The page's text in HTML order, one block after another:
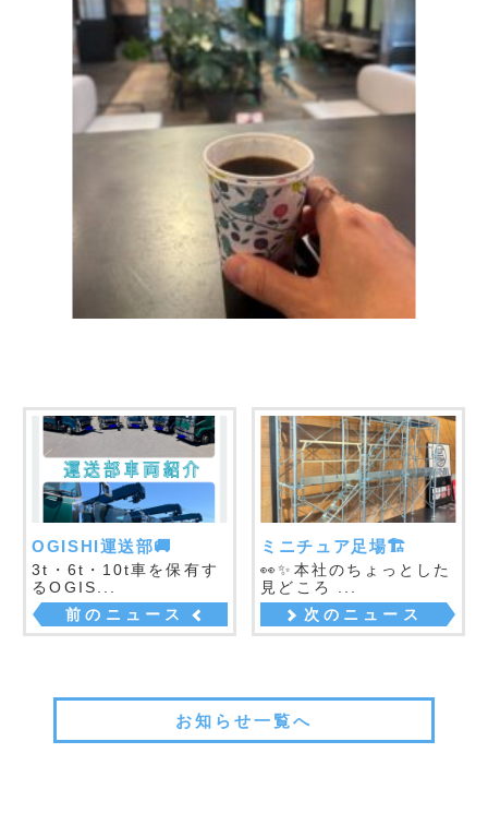
お知らせ一覧へ
無料お見積・お問い合わせ
free estimate / contact
足場材の販売・買取・リース等
お気軽にお問い合わせください。
お電話でのお問い合わせも対応しております。
FAXでのお問い合わせはこちら
048-959-9108